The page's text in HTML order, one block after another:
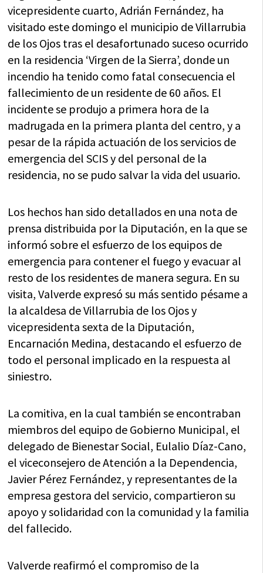
vicepresidente cuarto, Adrián Fernández, ha
visitado este domingo el municipio de Villarrubia
de los Ojos tras el desafortunado suceso ocurrido
en la residencia ‘Virgen de la Sierra’, donde un
incendio ha tenido como fatal consecuencia el
fallecimiento de un residente de 60 años. El
incidente se produjo a primera hora de la
madrugada en la primera planta del centro, y a
pesar de la rápida actuación de los servicios de
emergencia del SCIS y del personal de la
residencia, no se pudo salvar la vida del usuario.
Los hechos han sido detallados en una nota de
prensa distribuida por la Diputación, en la que se
informó sobre el esfuerzo de los equipos de
emergencia para contener el fuego y evacuar al
resto de los residentes de manera segura. En su
visita, Valverde expresó su más sentido pésame a
la alcaldesa de Villarrubia de los Ojos y
vicepresidenta sexta de la Diputación,
Encarnación Medina, destacando el esfuerzo de
todo el personal implicado en la respuesta al
siniestro.
La comitiva, en la cual también se encontraban
miembros del equipo de Gobierno Municipal, el
delegado de Bienestar Social, Eulalio Díaz-Cano,
el viceconsejero de Atención a la Dependencia,
Javier Pérez Fernández, y representantes de la
empresa gestora del servicio, compartieron su
apoyo y solidaridad con la comunidad y la familia
del fallecido.
Valverde reafirmó el compromiso de la